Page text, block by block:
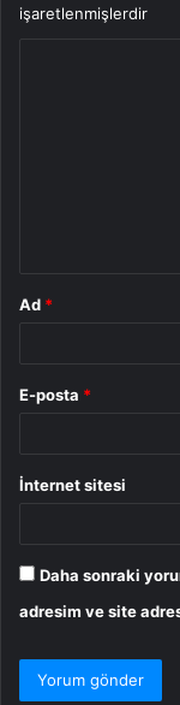
işaretlenmişlerdir
Ad *
E-posta *
İnternet sitesi
Daha sonraki
adresim ve site